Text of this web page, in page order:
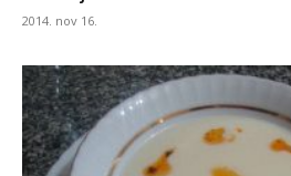
2014. nov 16.